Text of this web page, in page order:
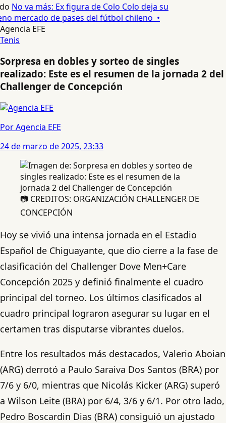
No va más: Ex figura de Colo Colo deja su
mercado de pases del fútbol chileno •
Agencia EFE
Tenis
Sorpresa en dobles y sorteo de singles
realizado: Este es el resumen de la jornada 2 del
Challenger de Concepción
Por Agencia EFE
24 de marzo de 2025, 23:33
📷 CREDITOS: ORGANIZACIÓN CHALLENGER DE
CONCEPCIÓN
Hoy se vivió una intensa jornada en el Estadio
Español de Chiguayante, que dio cierre a la fase de
clasificación del Challenger Dove Men+Care
Concepción 2025 y definió finalmente el cuadro
principal del torneo. Los últimos clasificados al
cuadro principal lograron asegurar su lugar en el
certamen tras disputarse vibrantes duelos.
Entre los resultados más destacados, Valerio Aboian
(ARG) derrotó a Paulo Saraiva Dos Santos (BRA) por
7/6 y 6/0, mientras que Nicolás Kicker (ARG) superó
a Wilson Leite (BRA) por 6/4, 3/6 y 6/1. Por otro lado,
Pedro Boscardin Dias (BRA) consiguió un ajustado